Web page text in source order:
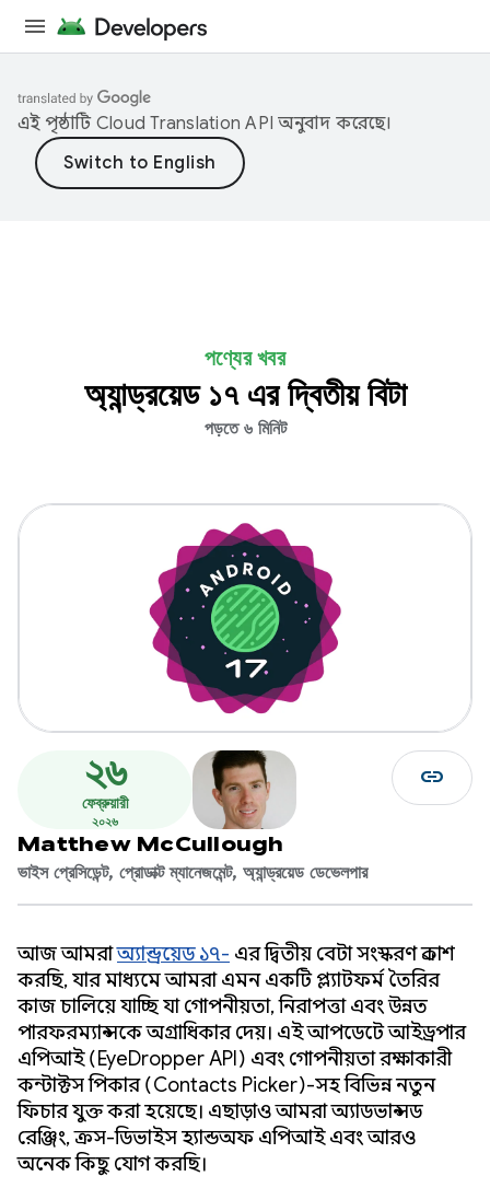
এই পৃষ্ঠাটি Cloud Translation API অনুবাদ করেছে।
পণ্যের খবর
অ্যান্ড্রয়েড ১৭ এর দ্বিতীয় বিটা
পড়তে ৬ মিনিট
২৬
ফেব্রুয়ারী
২০২৬
Matthew McCullough
ভাইস প্রেসিডেন্ট, প্রোডাক্ট ম্যানেজমেন্ট, অ্যান্ড্রয়েড ডেভেলপার
link
আজ আমরাঅ্যান্ড্রয়েড ১৭- এর দ্বিতীয় বেটা সংস্করণ প্রকাশ
করছি, যার মাধ্যমে আমরা এমন একটি প্ল্যাটফর্ম তৈরির
কাজ চালিয়ে যাচ্ছি যা গোপনীয়তা, নিরাপত্তা এবং উন্নত
পারফরম্যান্সকে অগ্রাধিকার দেয়। এই আপডেটে আইড্রপার
এপিআই (EyeDropper API) এবং গোপনীয়তা রক্ষাকারী
কন্টাক্টস পিকার (Contacts Picker)-সহ বিভিন্ন নতুন
ফিচার যুক্ত করা হয়েছে। এছাড়াও আমরা অ্যাডভান্সড
রেঞ্জিং, ক্রস-ডিভাইস হ্যান্ডঅফ এপিআই এবং আরও
অনেক কিছু যোগ করছি।